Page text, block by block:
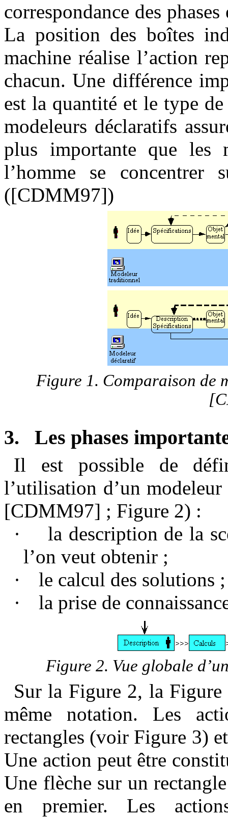
correspondance des
La position des boîtes
machine réalise l’action
chacun. Une différence
est la quantité et le type
modeleurs déclaratifs
plus importante que les
l’homme se concentrer
([CDMM97])
Figure 1. Comparaison de
3. Les phases
Il est possible de
l’utilisation d’un
[CDMM97] ; Figure 2) :
·
la description de la
l’on veut obtenir ;
·
le calcul des solutions ;
·
la prise de
Figure 2. Vue globale
Sur la Figure 2, la Figure
même notation. Les
rectangles (voir Figure 3)
Une action peut être
Une flèche sur un
en premier. Les